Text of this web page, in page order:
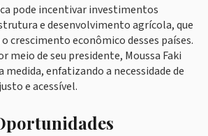
pode incentivar investimentos
e desenvolvimento agrícola, que
crescimento econômico desses países.
meio de seu presidente, Moussa Faki
enfatizando a necessidade de
e acessível.